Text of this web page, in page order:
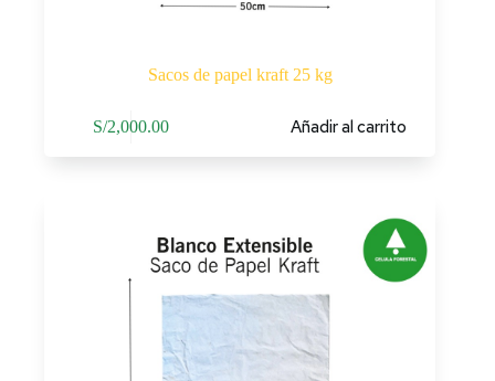
Sacos de papel kraft 25 kg
S/2,000.00 Añadir al carrito